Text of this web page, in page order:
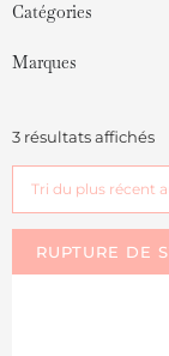
Catégories
Marques
3 résultats affichés